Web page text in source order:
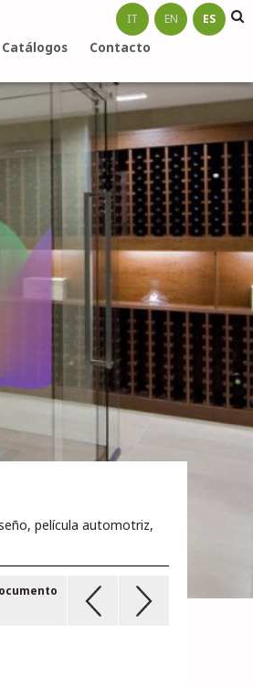
Catálogos Contacto
IT EN ES
película automotriz,